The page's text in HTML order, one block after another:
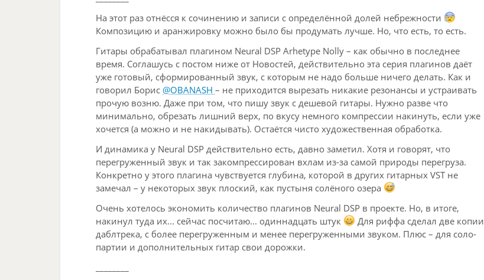
На этот раз отнёсся к сочинению и записи с определённой долей небрежности
Композицию и аранжировку можно было бы продумать лучше. Но, что есть, то есть.
Гитары обрабатывал плагином Neural DSP Arhetype Nolly – как обычно в последнее
время. Соглашусь с постом ниже от Новостей, действительно эта серия плагинов даёт
уже готовый, сформированный звук, с которым не надо больше ничего делать. Как и
говорил Борис @OBANASH – не приходится вырезать никакие резонансы и устраивать
прочую возню. Даже при том, что пишу звук с дешевой гитары. Нужно разве что
минимально, обрезать лишний верх, по вкусу немного компрессии накинуть, если уже
хочется (а можно и не накидывать). Остаётся чисто художественная обработка.
И динамика у Neural DSP действительно есть, давно заметил. Хотя и говорят, что
перегруженный звук и так закомпрессирован вхлам из-за самой природы перегруза.
Конкретно у этого плагина чувствуется глубина, которой в других гитарных VST не
замечал – у некоторых звук плоский, как пустыня солёного озера
Очень хотелось экономить количество плагинов Neural DSP в проекте. Но, в итоге,
накинул туда их... сейчас посчитаю... одиннадцать штук
Для риффа сделал две копии
даблтрека, с более перегруженным и менее перегруженными звуком. Плюс – для соло-
партии и дополнительных гитар свои дорожки.